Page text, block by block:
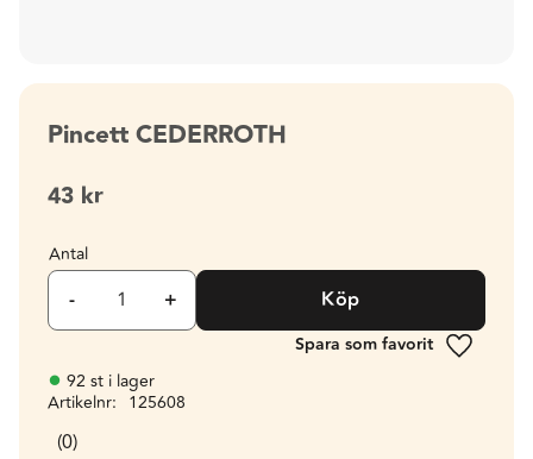
Pincett CEDERROTH
43 kr
Antal
+
- Köp
Lägg till
92 st i lager
Artikelnr
125608
0